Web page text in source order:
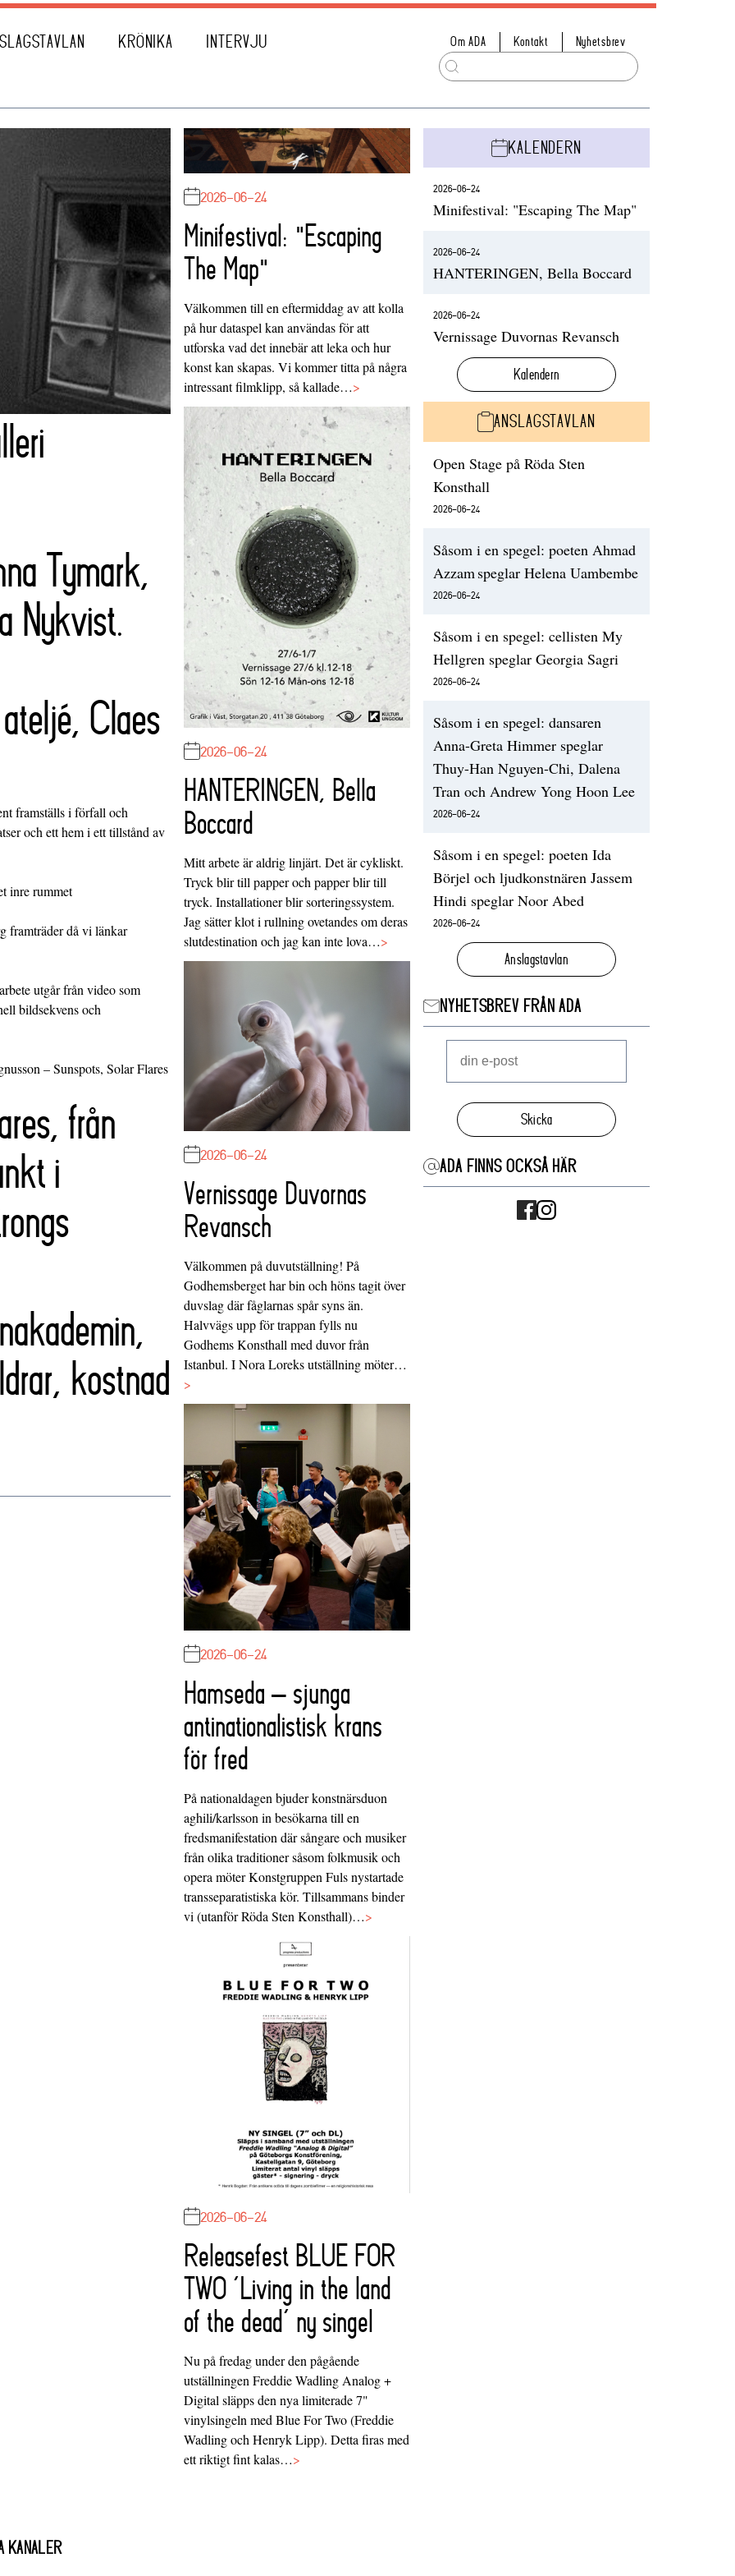
KRÖNIKA INTERVJU Om ADA Kontakt Nyhetsbrev
Tymark,
Nykvist.
Claes
framställs i förfall och
och ett hem i ett tillstånd av
inre rummet
framträder då vi länkar
utgår från video som
bildsekvens och
– Sunspots, Solar Flares
från
i
kostnad
2026-06-24
Minifestival: "Escaping
The Map"
Välkommen till en eftermiddag av att kolla
på hur dataspel kan användas för att
utforska vad det innebär att leka och hur
konst kan skapas. Vi kommer titta på några
intressant filmklipp, så kallade…>
2026-06-24
HANTERINGEN, Bella
Boccard
Mitt arbete är aldrig linjärt. Det är cykliskt.
Tryck blir till papper och papper blir till
tryck. Installationer blir sorteringssystem.
Jag sätter klot i rullning ovetandes om deras
slutdestination och jag kan inte lova…>
2026-06-24
Vernissage Duvornas
Revansch
Välkommen på duvutställning! På
Godhemsberget har bin och höns tagit över
duvslag där fåglarnas spår syns än.
Halvvägs upp för trappan fylls nu
Godhems Konsthall med duvor från
Istanbul. I Nora Loreks utställning möter…
>
2026-06-24
Hamseda – sjunga
antinationalistisk krans
för fred
På nationaldagen bjuder konstnärsduon
aghili/karlsson in besökarna till en
fredsmanifestation där sångare och musiker
från olika traditioner såsom folkmusik och
opera möter Konstgruppen Fuls nystartade
transseparatistiska kör. Tillsammans binder
vi (utanför Röda Sten Konsthall)…>
2026-06-24
Releasefest BLUE FOR
TWO ‘Living in the land
of the dead’ ny singel
Nu på fredag under den pågående
utställningen Freddie Wadling Analog +
Digital släpps den nya limiterade 7"
vinylsingeln med Blue For Two (Freddie
Wadling och Henryk Lipp). Detta firas med
ett riktigt fint kalas…>
KALENDERN
2026-06-24
Minifestival: "Escaping The Map"
2026-06-24
HANTERINGEN, Bella Boccard
2026-06-24
Vernissage Duvornas Revansch
Kalendern
ANSLAGSTAVLAN
Open Stage på Röda Sten
Konsthall
2026-06-24
Såsom i en spegel: poeten Ahmad
Azzam speglar Helena Uambembe
2026-06-24
Såsom i en spegel: cellisten My
Hellgren speglar Georgia Sagri
2026-06-24
Såsom i en spegel: dansaren
Anna-Greta Himmer speglar
Thuy-Han Nguyen-Chi, Dalena
Tran och Andrew Yong Hoon Lee
2026-06-24
Såsom i en spegel: poeten Ida
Börjel och ljudkonstnären Jassem
Hindi speglar Noor Abed
2026-06-24
Anslagstavlan
NYHETSBREV FRÅN ADA
Skicka
ADA FINNS OCKSÅ HÄR
KANALER